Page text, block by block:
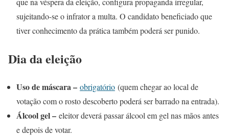
sujeitando-se o infrator a multa. O candidato beneficiado que
tiver conhecimento da prática também poderá ser punido.
Dia da eleição
Uso de máscara – obrigatório (quem chegar ao local de
votação com o rosto descoberto poderá ser barrado na entrada).
Álcool gel – eleitor deverá passar álcool em gel nas mãos antes
e depois de votar.